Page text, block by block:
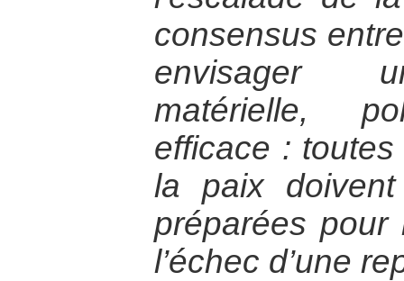
consensus
envisager
matérielle,
efficace :
la paix doivent
préparées
l’échec d’une